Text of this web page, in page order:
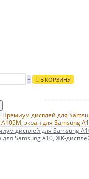
+ В КОРЗИНУ
дисплей для Samsung
для Samsung A10, ЖК-